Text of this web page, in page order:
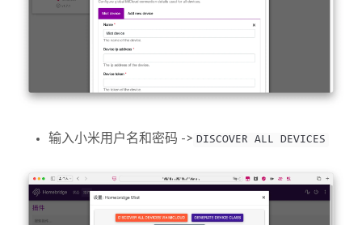
输入小米用户名和密码 -> DISCOVER ALL DEVICES